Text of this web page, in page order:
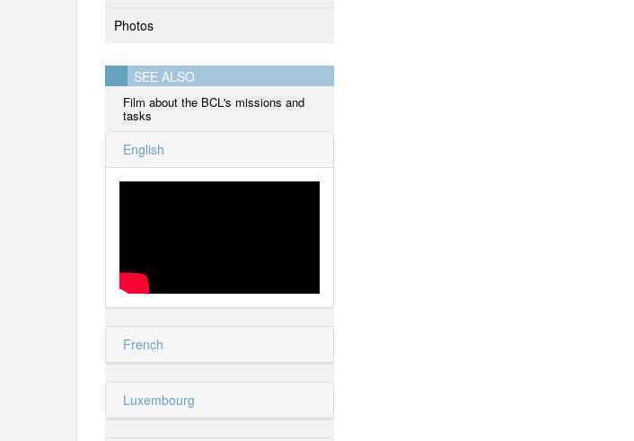
Photos
SEE ALSO
Film about the BCL's missions and
tasks
English
French
Luxembourg